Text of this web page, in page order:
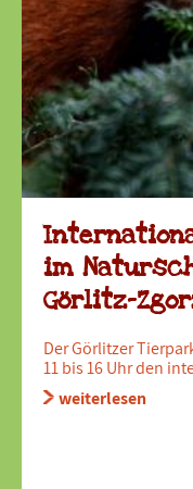
im
Görlitz-
Der Görlitzer
11 bis 16 Uhr den
weiterlesen